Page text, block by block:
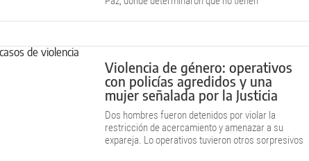
Violencia de género: operativos
con policías agredidos y una
mujer señalada por la Justicia
Dos hombres fueron detenidos por violar la
restricción de acercamiento y amenazar a su
expareja. Lo operativos tuvieron otros sorpresivos